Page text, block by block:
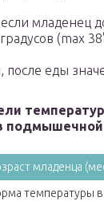
младенец
(max
после еды
подмышечной
младенца
температуры в